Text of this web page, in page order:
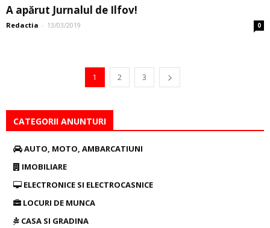
A apărut Jurnalul de Ilfov!
Redactia - 13/03/2019 0
1 2 3
CATEGORII ANUNTURI
AUTO, MOTO, AMBARCATIUNI
IMOBILIARE
ELECTRONICE SI ELECTROCASNICE
LOCURI DE MUNCA
CASA SI GRADINA